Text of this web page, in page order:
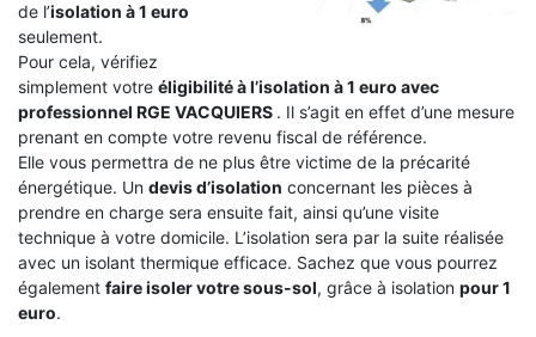
de l’isolation à 1 euro
seulement.
Pour cela, vérifiez
simplement votre éligibilité à l’isolation à 1 euro avec
professionnel RGE VACQUIERS . Il s’agit en effet d’une mesure
prenant en compte votre revenu fiscal de référence.
Elle vous permettra de ne plus être victime de la précarité
énergétique. Un devis d’isolation concernant les pièces à
prendre en charge sera ensuite fait, ainsi qu’une visite
technique à votre domicile. L’isolation sera par la suite réalisée
avec un isolant thermique efficace. Sachez que vous pourrez
également faire isoler votre sous-sol, grâce à isolation pour 1
euro.